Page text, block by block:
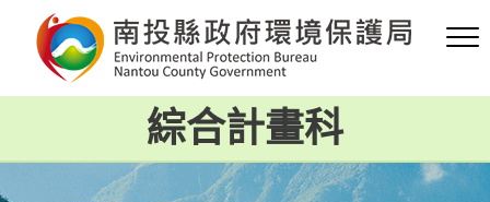
要
容
區
綜合計畫科